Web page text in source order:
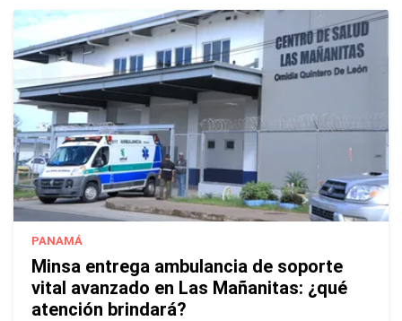
PANAMÁ
Minsa entrega ambulancia de soporte
vital avanzado en Las Mañanitas: ¿qué
atención brindará?